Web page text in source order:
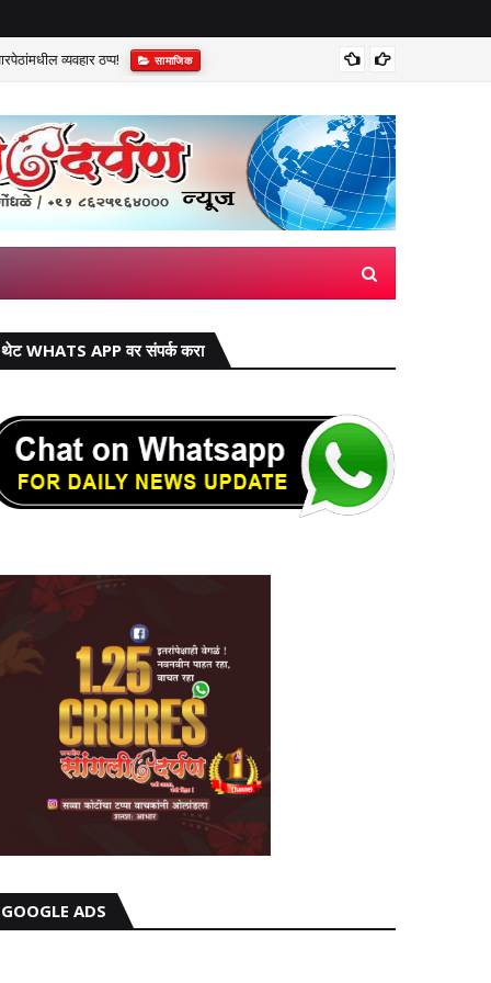
व्यवहार ठप्प!​ सामाजिक
थेट WHATS APP वर संपर्क करा
GOOGLE ADS